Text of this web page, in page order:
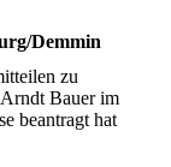
Demmin
zu
Bauer im
beantragt hat